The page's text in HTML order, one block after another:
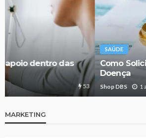
SAÚDE
Como Solicitar Isenção de
Doença
Shop DBS
MARKETING